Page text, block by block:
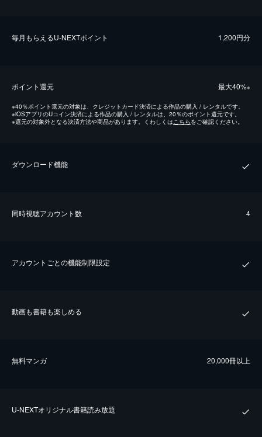
毎⽉もらえるU-NEXTポイント 1,200円分
ポイント還元 最⼤40%※
※40％ポイント還元の対象は、クレジットカード決済による作品の購入 / レンタルです。
※iOSアプリのUコイン決済による作品の購入 / レンタルは、20％のポイント還元です。
※還元の対象外となる決済方法や商品があります。くわしくはこちらをご確認ください。
ダウンロード機能
同時視聴アカウント数 4
アカウントごとの機能制限設定
動画も書籍も楽しめる
無料マンガ 20,000冊以上
U-NEXTオリジナル書籍読み放題